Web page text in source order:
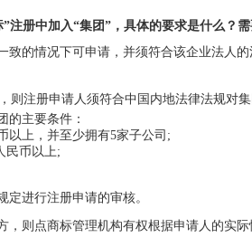
注册中加入“集团”，具体的要求是什么？
致的情况下可申请，并须符合该企业法人
则注册申请人须符合中国内地法律法规对
的主要条件：
上，并至少拥有5家子公司;
币以上;
进行注册申请的审核。
，则点商标管理机构有权根据申请人的实